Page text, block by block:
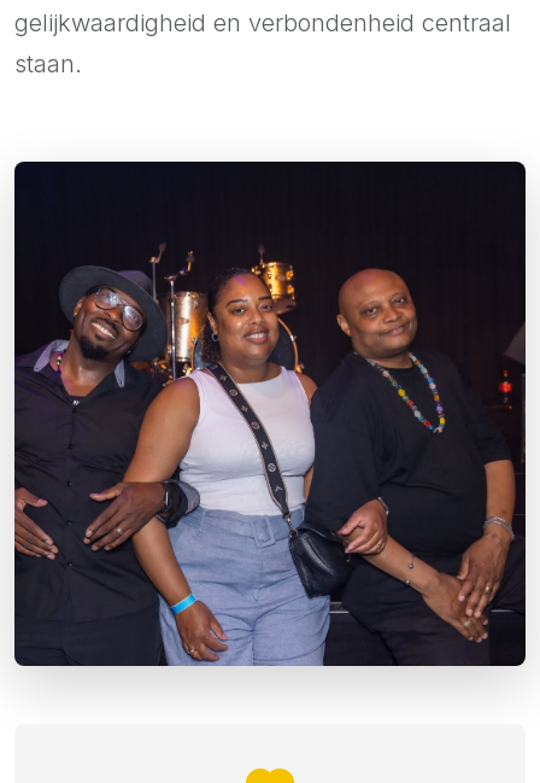
gelijkwaardigheid en verbondenheid centraal
staan.